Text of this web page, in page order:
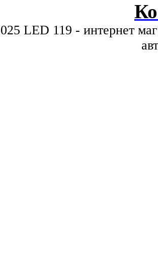
LED 119 - интернет